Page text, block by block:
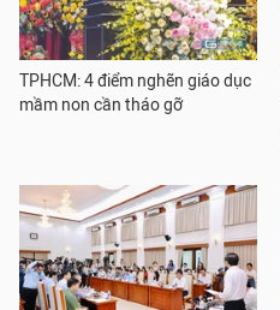
TPHCM: 4 điểm nghẽn giáo dục
mầm non cần tháo gỡ